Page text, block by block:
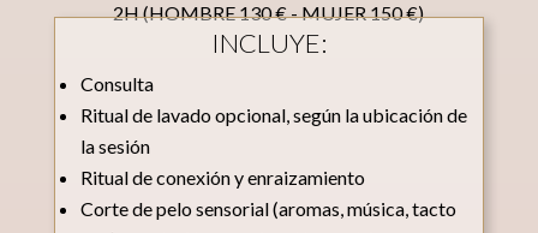
2H (HOMBRE 130 € - MUJER 150 €)
INCLUYE:
Consulta
Ritual de lavado opcional, según la ubicación de
la sesión
Ritual de conexión y enraizamiento
Corte de pelo sensorial (aromas, música, tacto